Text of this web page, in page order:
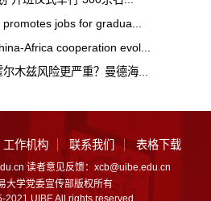
jobs for gradua...
Africa cooperation evol...
木兹风险更严重？曼德海...
工作机构 联系我们 表格下载
读者意见反馈：xcb@uibe.edu.cn
大学党委宣传部版权所有
UIBE All rights reserved.